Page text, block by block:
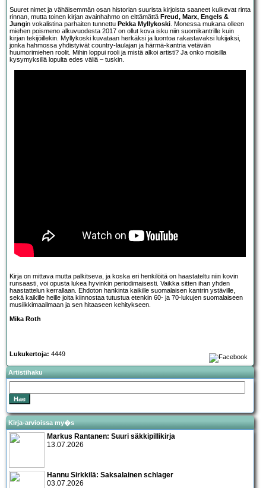
Suuret nimet ja vähäisemmän osan historian suurista kirjoista saaneet kulkevat rinta
rinnan, mutta toinen kirjan avainhahmo on eittämättä Freud, Marx, Engels &
Jungin vokalistina parhaiten tunnettu Pekka Myllykoski. Monessa mukana olleen
miehen poismeno alkuvuodesta 2017 on ollut kova isku niin suomikantrille kuin
kirjan tekijöillekin. Myllykoski kuvataan herkäksi ja luontoa rakastavaksi lukijaksi,
jonka hahmossa yhdistyivät country-laulajan ja härmä-kantria vetävän
huumorimiehen roolit. Mihin loppui rooli ja mistä alkoi artisti? Ja onko moisilla
kysymyksillä lopulta edes väliä – tuskin.
Kirja on mittava mutta palkitseva, ja koska eri henkilöitä on haastateltu niin kovin
runsaasti, voi opusta lukea hyvinkin periodimaisesti. Vaikka sitten ihan yhden
haastattelun kerrallaan. Ehdoton hankinta kaikille suomalaisen kantrin ystäville,
sekä kaikille heille joita kiinnostaa tutustua etenkin 60- ja 70-lukujen suomalaiseen
musiikkimaailmaan ja sen hitaaseen kehitykseen.
Mika Roth
Lukukertoja: 4449
Artistihaku
Kirja-arvioissa my�s
Markus Rantanen: Suuri säkkipillikirja
13.07.2026
Hannu Sirkkilä: Saksalainen schlager
03.07.2026